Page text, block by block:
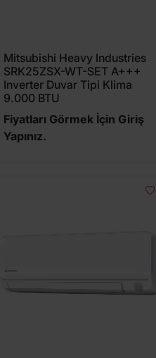
Mitsubishi Heavy Industries
SRK25ZSX-WT-SET A+++
Inverter Duvar Tipi Klima
9.000 BTU
Fiyatları Görmek İçin Giriş
Yapınız.